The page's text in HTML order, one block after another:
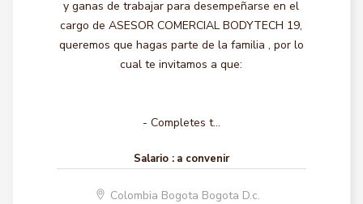
y ganas de trabajar para desempeñarse en el
cargo de ASESOR COMERCIAL BODYTECH 19,
queremos que hagas parte de la familia , por lo
cual te invitamos a que:
- Completes t...
Salario : a convenir
Colombia Bogota Bogota D.c.